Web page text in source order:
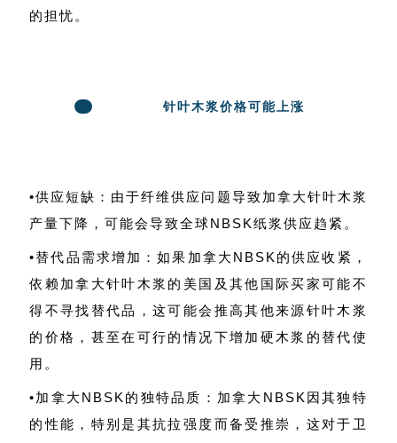
的担忧。
针叶木浆价格可能上涨
•供应短缺：由于纤维供应问题导致加拿大针叶木浆
产量下降，可能会导致全球NBSK纸浆供应趋紧。
•替代品需求增加：如果加拿大NBSK的供应收紧，
依赖加拿大针叶木浆的美国及其他国际买家可能不
得不寻找替代品，这可能会推高其他来源针叶木浆
的价格，甚至在可行的情况下增加硬木浆的替代使
用。
•加拿大NBSK的独特品质：加拿大NBSK因其独特
的性能，特别是其抗拉强度而备受推崇，这对于卫